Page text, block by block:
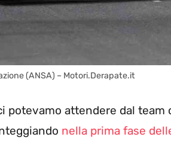
(ANSA) – Motori.Derapate.it
potevamo attendere dal team
nella prima fase